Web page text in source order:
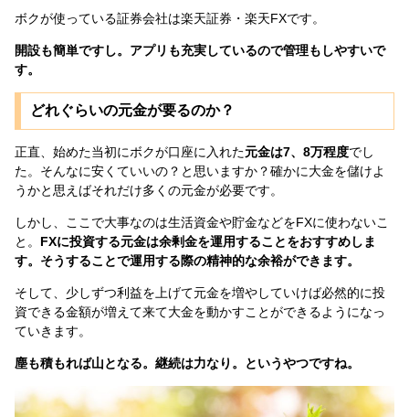
ボクが使っている証券会社は楽天証券・楽天FXです。
開設も簡単ですし。アプリも充実しているので管理もしやすいで
す。
どれぐらいの元金が要るのか？
正直、始めた当初にボクが口座に入れた元金は7、8万程度でし
た。そんなに安くていいの？と思いますか？確かに大金を儲けよ
うかと思えばそれだけ多くの元金が必要です。
しかし、ここで大事なのは生活資金や貯金などをFXに使わないこ
と。 FXに投資する元金は余剰金を運用することをおすすめしま
す。そうすることで運用する際の精神的な余裕ができます。
そして、少しずつ利益を上げて元金を増やしていけば必然的に投
資できる金額が増えて来て大金を動かすことができるようになっ
ていきます。
塵も積もれば山となる。継続は力なり。というやつですね。